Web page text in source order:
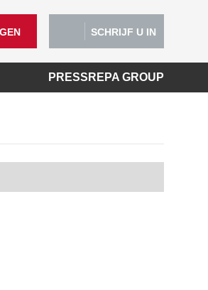
SCHRIJF U IN
PRESSREPA GROUP